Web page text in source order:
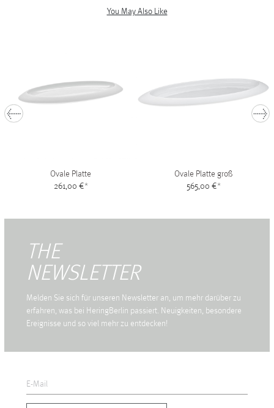
You May Also Like
Ovale Platte
261,00 €*
Ovale Platte groß
565,00 €*
THE
NEWSLETTER
Melden Sie sich für unseren Newsletter an, um mehr darüber zu
erfahren, was bei HeringBerlin passiert. Neuigkeiten, besondere
Ereignisse und so viel mehr zu entdecken!